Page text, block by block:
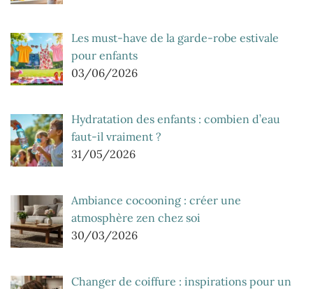
Les must-have de la garde-robe estivale
pour enfants
03/06/2026
Hydratation des enfants : combien d’eau
faut-il vraiment ?
31/05/2026
Ambiance cocooning : créer une
atmosphère zen chez soi
30/03/2026
Changer de coiffure : inspirations pour un